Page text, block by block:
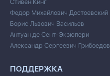
Стивен Кинг
Федор Михайлович Достоевский
Борис Львович Васильев
Антуан де Сент-Экзюпери
Александр Сергеевич Грибоедов
ПОДДЕРЖКА